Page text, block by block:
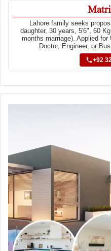
Lahore family seeks
daughter, 30 years, 5'6", 60
months marriage). Applied
Doctor, Engineer, or
+92